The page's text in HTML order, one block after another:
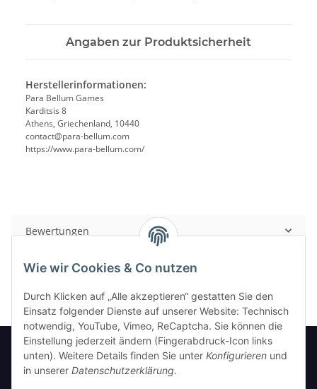
Angaben zur Produktsicherheit
Herstellerinformationen:
Para Bellum Games
Karditsis 8
Athens, Griechenland, 10440
contact@para-bellum.com
https://www.para-bellum.com/
Bewertungen
Informationen
Wie wir Cookies & Co nutzen
Durch Klicken auf „Alle akzeptieren“ gestatten Sie den
Einsatz folgender Dienste auf unserer Website: Technisch
notwendig, YouTube, Vimeo, ReCaptcha. Sie können die
Einstellung jederzeit ändern (Fingerabdruck-Icon links
unten). Weitere Details finden Sie unter Konfigurieren und
in unserer Datenschutzerklärung.